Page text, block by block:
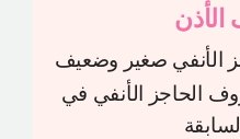
الأنفي صغير وضعيف
الحاجز الأنفي في